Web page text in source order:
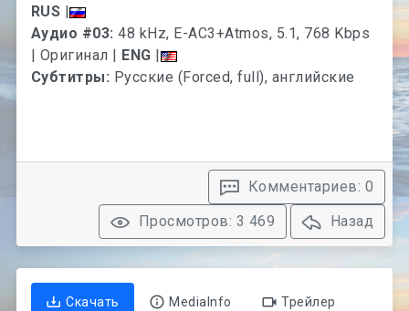
RUS |
Аудио #03:48 kHz, E-AC3+Atmos, 5.1, 768 Kbps
| Оригинал |
ENG
Субтитры: Русские (Forced, full), английские
Комментариев: 0
Просмотров: 3 469
Назад
Скачать MediaInfo Трейлер